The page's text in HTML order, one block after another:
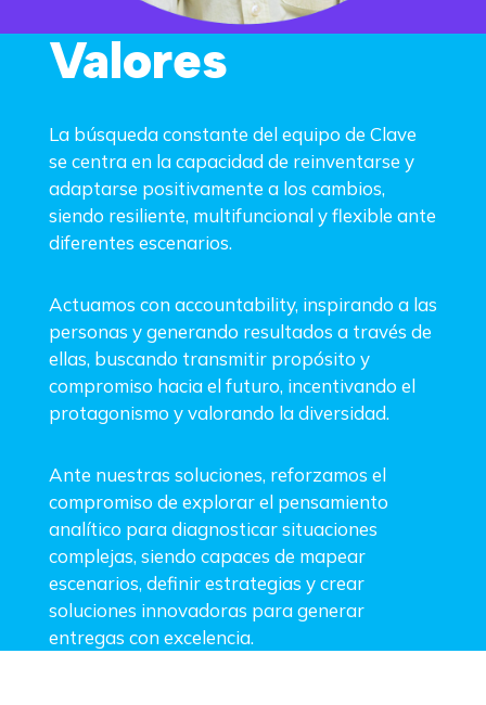
Valores
La búsqueda constante del equipo de Clave
se centra en la capacidad de reinventarse y
adaptarse positivamente a los cambios,
siendo resiliente, multifuncional y flexible ante
diferentes escenarios.
Actuamos con accountability, inspirando a las
personas y generando resultados a través de
ellas, buscando transmitir propósito y
compromiso hacia el futuro, incentivando el
protagonismo y valorando la diversidad.
Ante nuestras soluciones, reforzamos el
compromiso de explorar el pensamiento
analítico para diagnosticar situaciones
complejas, siendo capaces de mapear
escenarios, definir estrategias y crear
soluciones innovadoras para generar
entregas con excelencia.